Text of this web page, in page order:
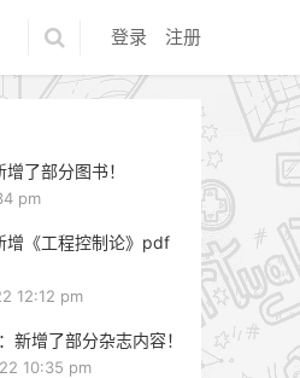
登录 注册
了部分图书！
pm
增《工程控制论》pdf
12:12 pm
新增了部分杂志内容！
10:35 pm